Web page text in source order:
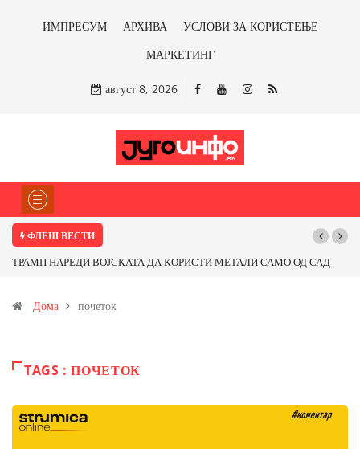
ИМПРЕСУМ АРХИВА
УСЛОВИ ЗА КОРИСТЕЊЕ
МАРКЕТИНГ
август 8, 2026
ФЛЕШ ВЕСТИ
ТРАМП НАРЕДИ ВОЈСКАТА ДА КОРИСТИ МЕТАЛИ САМО ОД САД
Иловица и со антимонот?
Дома почеток
TAGS : ПОЧЕТОК